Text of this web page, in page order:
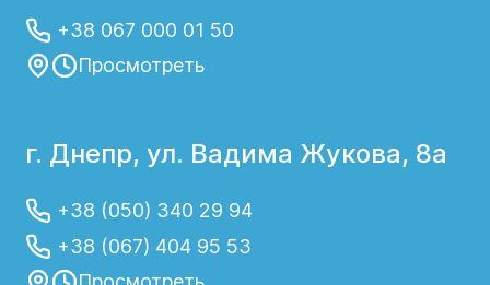
+38 067 000 01 50
Просмотреть
г. Днепр, ул. Вадима Жукова, 8а
+38 (050) 340 29 94
+38 (067) 404 95 53